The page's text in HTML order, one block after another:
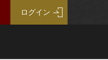
ログイン